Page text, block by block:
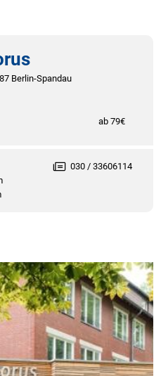
Berlin-Spandau
ab 79€
030 / 33606114